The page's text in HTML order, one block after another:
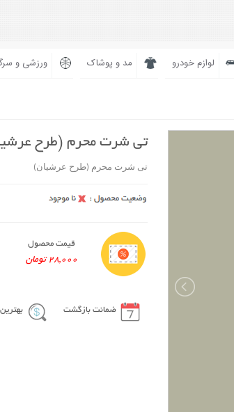
لوازم خودرو مد و پوشاک ورزشی و
تی شرت محرم (طرح
تی شرت محرم (طرح عرشیان)
قیمت محصول
28,000 تومان
ضمانت بازگشت